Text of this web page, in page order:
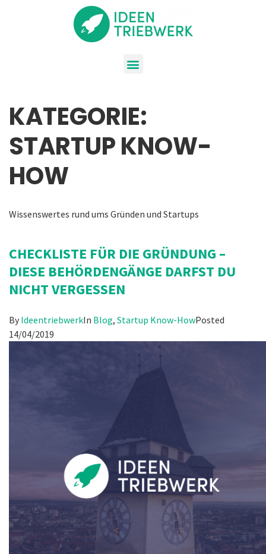
KATEGORIE:
STARTUP KNOW-
HOW
Wissenswertes rund ums Gründen und Startups
CHECKLISTE FÜR DIE GRÜNDUNG –
DIESE BEHÖRDENGÄNGE DARFST DU
NICHT VERGESSEN
By IdeentriebwerkIn Blog, Startup Know-HowPosted
14/04/2019